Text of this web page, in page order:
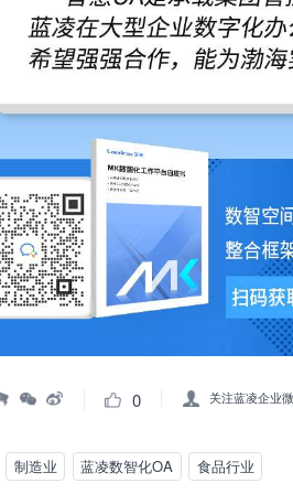
0 关注蓝凌企业
制造业 蓝凌数智化OA 食品行业